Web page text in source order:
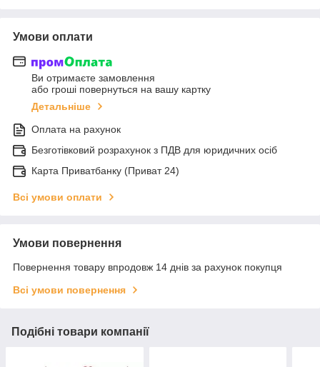
Умови оплати
Ви отримаєте замовлення
або гроші повернуться на вашу картку
Детальніше
Оплата на рахунок
Безготівковий розрахунок з ПДВ для юридичних осіб
Карта Приватбанку (Приват 24)
Всі умови оплати
Умови повернення
Повернення товару впродовж 14 днів за рахунок покупця
Всі умови повернення
Подібні товари компанії